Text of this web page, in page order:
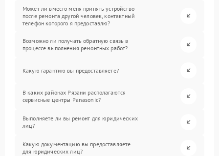
Может ли вместо меня принять устройство
после ремонта другой человек, контактный
телефон которого я предоставлю?
Возможно ли получать обратную связь в
процессе выполнения ремонтных работ?
Какую гарантию вы предоставляете?
В каких районах Рязани располагаются
сервисные центры Panasonic?
Выполняете ли вы ремонт для юридических
лиц?
Какую документацию вы предоставляете
для юридических лиц?